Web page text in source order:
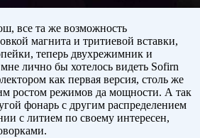
все та же возможность
магнита и тритиевой вставки,
теперь двухрежимник и
лично бы хотелось видеть Sofirn
как первая версия, столь же
ростом режимов да мощности. А так
фонарь с другим распределением
с литием по своему интересен,